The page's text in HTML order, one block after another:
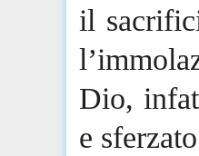
il
Dio,
e